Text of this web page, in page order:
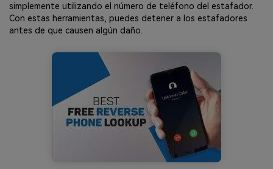
simplemente utilizando el número de teléfono del estafador.
Con estas herramientas, puedes detener a los estafadores
antes de que causen algún daño.